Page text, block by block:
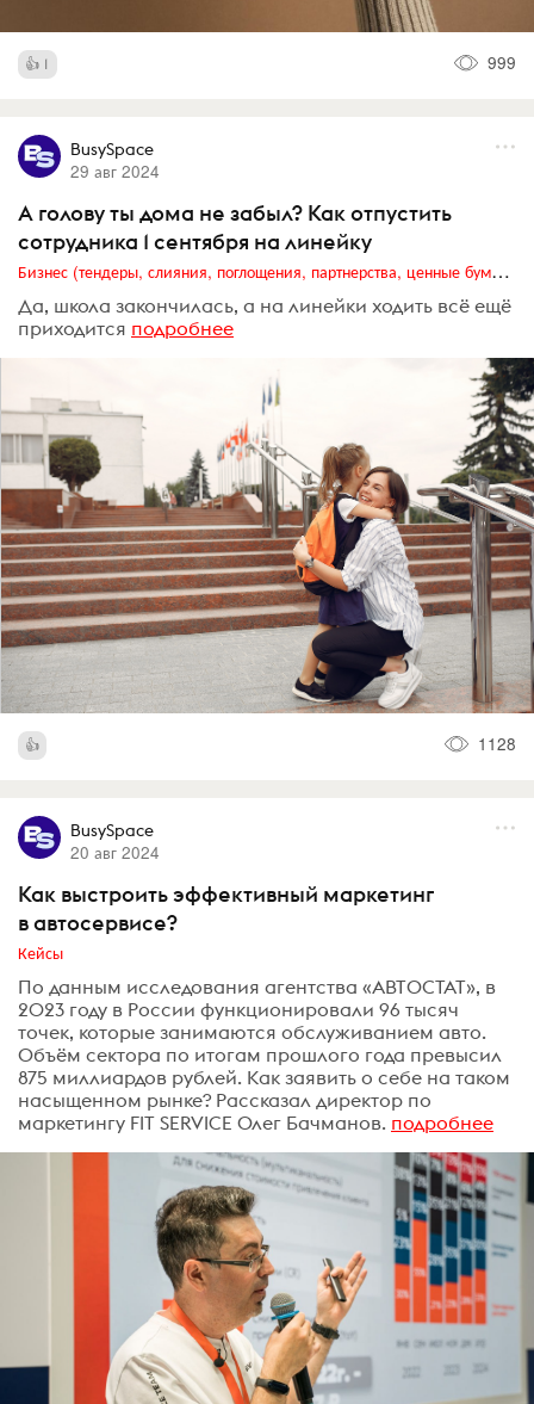
1 999
BusySpace
29 авг 2024
А голову ты дома не забыл? Как отпустить
сотрудника 1 сентября на линейку
Бизнес (тендеры, слияния, поглощения, партнерства, ценные бумаги, акционеры, финансы и отчетность)
Да, школа закончилась, а на линейки ходить всё ещё
приходится подробнее
1128
BusySpace
20 авг 2024
Как выстроить эффективный маркетинг
в автосервисе?
Кейсы
По данным исследования агентства «АВТОСТАТ», в
2023 году в России функционировали 96 тысяч
точек, которые занимаются обслуживанием авто.
Объём сектора по итогам прошлого года превысил
875 миллиардов рублей. Как заявить о себе на таком
насыщенном рынке? Рассказал директор по
маркетингу FIT SERVICE Олег Бачманов. подробнее